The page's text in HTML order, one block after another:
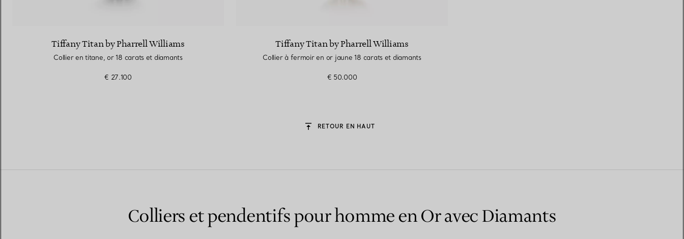
Tiffany Titan by Pharrell Williams
Collier en titane, or 18 carats et diamants
€ 27.100
Tiffany Titan by Pharrell Williams
Collier à fermoir en or jaune 18 carats et diamants
€ 50.000
RETOUR EN HAUT
Colliers et pendentifs pour homme en Or avec Diamants